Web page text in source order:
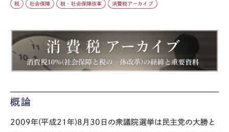
税 社会保障 税・社会保障改革 消費税アーカイブ
概論
2009年(平成21年)8月30日の衆議院選挙は民主党の大勝と